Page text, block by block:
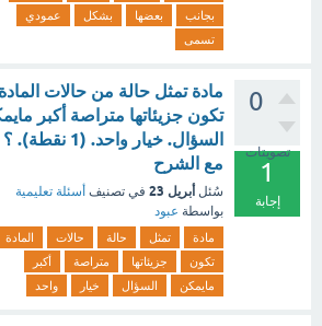
بجانب
بعضها بشكل
عمودي
تسمى
0
تصويتات
1
إجابة
مادة تمثل حالة من حالات المادة
تكون جزيئاتها متراصة أكبر
السؤال. خيار واحد. (1
مع الشرح
سُئل أبريل 23 في تصنيف أسئلة تعليمية
بواسطة عبود
مادة تمثل حالة حالات
المادة
تكون
جزيئاتها متراصة
أكبر
مايمكن
السؤال خيار واحد